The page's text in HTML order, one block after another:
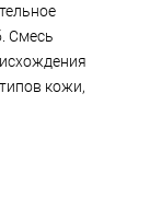
Смесь
кожи,